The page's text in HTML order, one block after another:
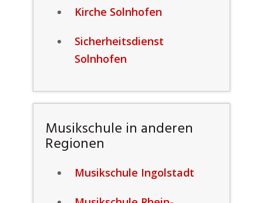
Kirche Solnhofen
Sicherheitsdienst
Solnhofen
Musikschule in anderen
Regionen
Musikschule Ingolstadt